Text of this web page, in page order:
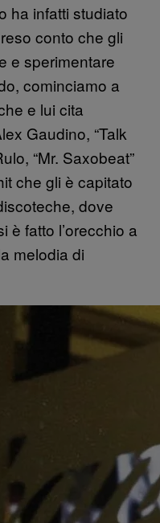
ha infatti studiato
conto che gli
e sperimentare
cominciamo a
e lui cita
Gaudino, “Talk
“Mr. Saxobeat”
che gli è capitato
dove
è fatto l’orecchio a
melodia di